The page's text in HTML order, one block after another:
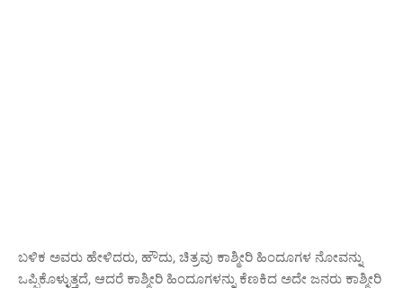
ಬಳಿಕ ಅವರು ಹೇಳಿದರು, ಹೌದು, ಚಿತ್ರವು ಕಾಶ್ಮೀರಿ ಹಿಂದೂಗಳ ನೋವನ್ನು
ಒಪ್ಪಿಕೊಳ್ಳುತ್ತದೆ, ಆದರೆ ಕಾಶ್ಮೀರಿ ಹಿಂದೂಗಳನ್ನು ಕೆಣಕಿದ ಅದೇ ಜನರು ಕಾಶ್ಮೀರಿ